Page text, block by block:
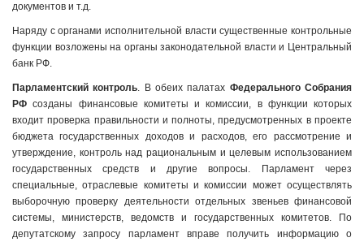
документов и т.д.
Наряду с органами исполнительной власти существенные контрольные
функции возложены на органы законодательной власти и Центральный
банк РФ.
Парламентский контроль. В обеих палатах Федерального Собрания
РФ созданы финансовые комитеты и комиссии, в функции которых
входит проверка правильности и полноты, предусмотренных в проекте
бюджета государственных доходов и расходов, его рассмотрение и
утверждение, контроль над рациональным и целевым использованием
государственных средств и другие вопросы. Парламент через
специальные, отраслевые комитеты и комиссии может осуществлять
выборочную проверку деятельности отдельных звеньев финансовой
системы, министерств, ведомств и государственных комитетов. По
депутатскому запросу парламент вправе получить информацию о